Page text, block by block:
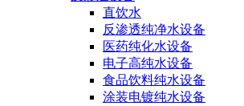
直饮水
反渗透纯净水设备
医药纯化水设备
电子高纯水设备
食品饮料纯水设备
涂装电镀纯水设备